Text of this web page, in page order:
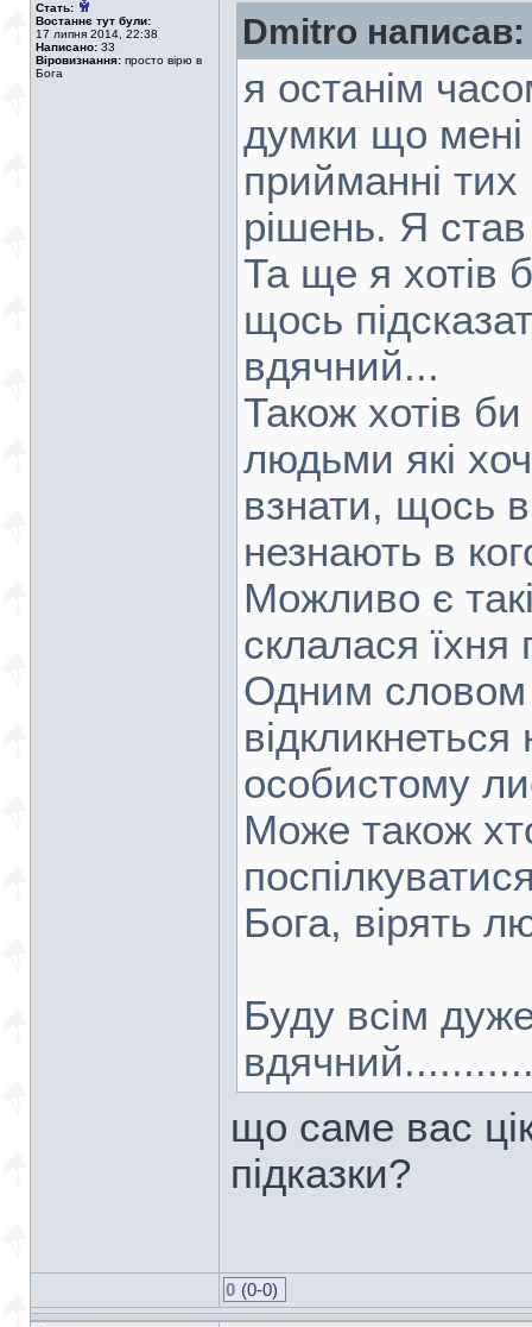
Стать:
Востаннє тут були:
17 липня 2014, 22:38
Написано: 33
Віровизнання: просто вірю в
Бога
Dmitro написав:
я останім
думки що мені
прийманні
рішень. Я
Та ще я хотів
щось
вдячний...
Також хотів
людьми які
взнати, щось
незнають в
Можливо є
склалася
Одним словом
особистому
Може також
Бога, вірять
Буду всім
що саме вас
підказки?
0 (0-0)